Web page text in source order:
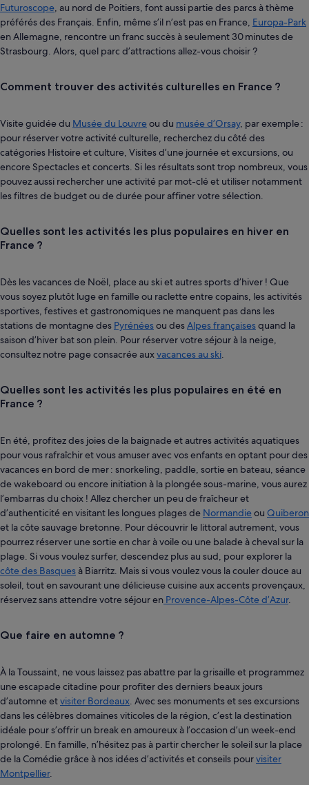
Futuroscope , au nord de Poitiers, font aussi partie des parcs à thème
préférés des Français. Enfin, même s’il n’est pas en France, Europa-Park
en Allemagne, rencontre un franc succès à seulement 30 minutes de
Strasbourg. Alors, quel parc d’attractions allez-vous choisir ?
Comment trouver des activités culturelles en France ?
Visite guidée du Musée du Louvreou du musée d’Orsay, par exemple :
pour réserver votre activité culturelle, recherchez du côté des
catégories Histoire et culture, Visites d’une journée et excursions, ou
encore Spectacles et concerts. Si les résultats sont trop nombreux, vous
pouvez aussi rechercher une activité par mot-clé et utiliser notamment
les filtres de budget ou de durée pour affiner votre sélection.
Quelles sont les activités les plus populaires en hiver en
France ?
Dès les vacances de Noël, place au ski et autres sports d’hiver ! Que
vous soyez plutôt luge en famille ou raclette entre copains, les activités
sportives, festives et gastronomiques ne manquent pas dans les
stations de montagne des Pyrénéesou desAlpes françaisesquand la
saison d’hiver bat son plein. Pour réserver votre séjour à la neige,
consultez notre page consacrée auxvacances au ski
Quelles sont les activités les plus populaires en été en
France ?
En été, profitez des joies de la baignade et autres activités aquatiques
pour vous rafraîchir et vous amuser avec vos enfants en optant pour des
vacances en bord de mer : snorkeling, paddle, sortie en bateau, séance
de wakeboard ou encore initiation à la plongée sous-marine, vous aurez
l’embarras du choix ! Allez chercher un peu de fraîcheur et
d’authenticité en visitant les longues plages de Normandieou Quiberon
et la côte sauvage bretonne. Pour découvrir le littoral autrement, vous
pourrez réserver une sortie en char à voile ou une balade à cheval sur la
plage. Si vous voulez surfer, descendez plus au sud, pour explorer la
côte des Basques à Biarritz. Mais si vous voulez vous la couler douce au
soleil, tout en savourant une délicieuse cuisine aux accents provençaux,
réservez sans attendre votre séjour en Provence-Alpes-Côte d’Azur.
Que faire en automne ?
À la Toussaint, ne vous laissez pas abattre par la grisaille et programmez
une escapade citadine pour profiter des derniers beaux jours
d’automne etvisiter Bordeaux . Avec ses monuments et ses excursions
dans les célèbres domaines viticoles de la région, c’est la destination
idéale pour s’offrir un break en amoureux à l’occasion d’un week-end
prolongé. En famille, n’hésitez pas à partir chercher le soleil sur la place
de la Comédie grâce à nos idées d’activités et conseils pourvisiter
Montpellier.